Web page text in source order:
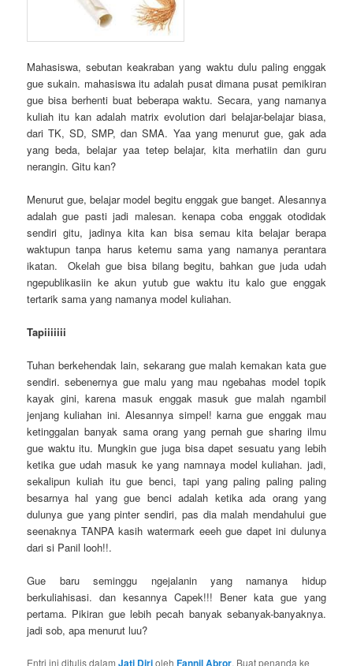
Mahasiswa, sebutan keakraban yang waktu dulu paling enggak
gue sukain. mahasiswa itu adalah pusat dimana pusat pemikiran
gue bisa berhenti buat beberapa waktu. Secara, yang namanya
kuliah itu kan adalah matrix evolution dari belajar-belajar biasa,
dari TK, SD, SMP, dan SMA. Yaa yang menurut gue, gak ada
yang beda, belajar yaa tetep belajar, kita merhatiin dan guru
nerangin. Gitu kan?
Menurut gue, belajar model begitu enggak gue banget. Alesannya
adalah gue pasti jadi malesan. kenapa coba enggak otodidak
sendiri gitu, jadinya kita kan bisa semau kita belajar berapa
waktupun tanpa harus ketemu sama yang namanya perantara
ikatan. Okelah gue bisa bilang begitu, bahkan gue juda udah
ngepublikasiin ke akun yutub gue waktu itu kalo gue enggak
tertarik sama yang namanya model kuliahan.
Tapiiiiiii
Tuhan berkehendak lain, sekarang gue malah kemakan kata gue
sendiri. sebenernya gue malu yang mau ngebahas model topik
kayak gini, karena masuk enggak masuk gue malah ngambil
jenjang kuliahan ini. Alesannya simpel! karna gue enggak mau
ketinggalan banyak sama orang yang pernah gue sharing ilmu
gue waktu itu. Mungkin gue juga bisa dapet sesuatu yang lebih
ketika gue udah masuk ke yang namnaya model kuliahan. jadi,
sekalipun kuliah itu gue benci, tapi yang paling paling paling
besarnya hal yang gue benci adalah ketika ada orang yang
dulunya gue yang pinter sendiri, pas dia malah mendahului gue
seenaknya TANPA kasih watermark eeeh gue dapet ini dulunya
dari si Panil looh!!.
Gue baru seminggu ngejalanin yang namanya hidup
berkuliahisasi. dan kesannya Capek!!! Bener kata gue yang
pertama. Pikiran gue lebih pecah banyak sebanyak-banyaknya.
jadi sob, apa menurut luu?
Entri ini ditulis dalamJati DiriolehFannil Abror. Buat penanda ke